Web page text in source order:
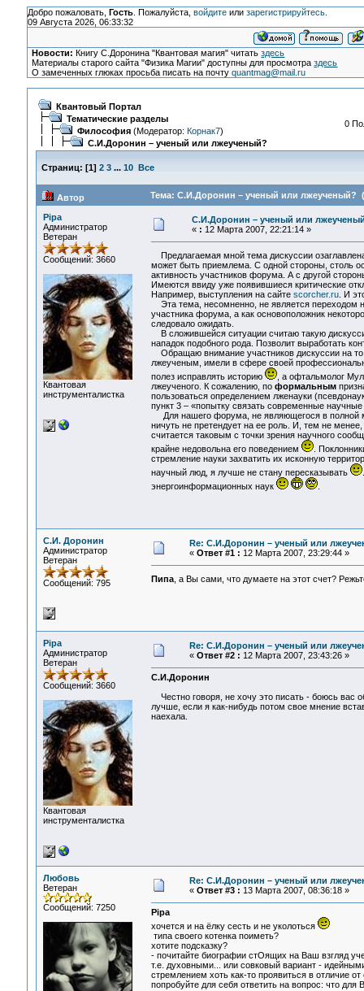
Добро пожаловать, Гость. Пожалуйста, войдитеили зарегистрируйтесь.
09 Августа 2026, 06:33:32
Новости: Книгу С.Доронина "Квантовая магия" читатьздесь
Материалы старого сайта "Физика Магии" доступны для просмотраздесь
О замеченных глюках просьба писать на почтуquantmag@mail.ru
Квантовый Портал
Тематические разделы
Философия(Модератор: Корнак7)
С.И.Доронин – ученый или лжеученый?
0
Страниц: [1] 2 3 ... 10 Все
Автор Тема: С.И.Доронин – ученый или лжеученый?
Pipa
Администратор
Ветеран
Сообщений: 3660
Квантовая
инструменталистка
С.И.Доронин – ученый или
« : 12 Марта 2007, 22:21:14 »
Предлагаемая мной тема дискуссии
может быть приемлема. С одной стороны, столь
активность участников форума. А с другой
Имеются ввиду уже появившиеся критические
Например, выступления на сайте scorcher.ru. И
Эта тема, несомненно, не является переходом
участника форума, а как основоположник
следовало ожидать.
В сложившейся ситуации считаю такую
нападок подобного рода. Позволит выработать
Обращаю внимание участников дискуссии на
лжеученым, имели в сфере своей
полез исправлять историю
, а офтальмолог
лжеученого. К сожалению, по формальным
пользоваться определением лженауки
пункт 3 – «попытку связать современные
Для нашего форума, не являющегося в полной
ничуть не претендует на ее роль. И, тем не
считается таковым с точки зрения научного
крайне недовольна его поведением
.
стремление науки захватить их исконную
научный люд, я лучше не стану пересказывать
энергоинформационных наук
.
С.И. Доронин
Администратор
Ветеран
Сообщений: 795
Re: С.И.Доронин – ученый или
« Ответ #1 : 12 Марта 2007, 23:29:44 »
Пипа, а Вы сами, что думаете на этот счет?
Pipa
Администратор
Ветеран
Сообщений: 3660
Квантовая
инструменталистка
Re: С.И.Доронин – ученый или
« Ответ #2 : 12 Марта 2007, 23:43:26 »
С.И.Доронин
Честно говоря, не хочу это писать - боюсь вас
лучше, если я как-нибудь потом свое мнение
наехала.
Любовь
Ветеран
Сообщений: 7250
Re: С.И.Доронин – ученый или
« Ответ #3 : 13 Марта 2007, 08:36:18 »
Pipa
хочется и на ёлку сесть и не уколоться
типа своего котенка поиметь?
хотите подсказку?
- почитайте биографии стОящих на Ваш взгляд
т.е. духовными... или совковый вариант -
стремлением хоть как-то проявиться в отличие
попробуйте для себя ответить на вопрос: что